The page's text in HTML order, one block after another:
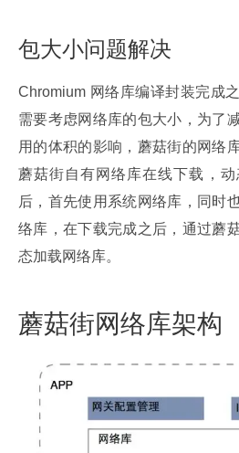
包大小问题解决
Chromium 网络库编译封装完成
需要考虑网络库的包大小，为了
用的体积的影响，蘑菇街的网络
蘑菇街自有网络库在线下载，
后，首先使用系统网络库，同时
络库，在下载完成之后，通过蘑
态加载网络库。
蘑菇街网络库架构